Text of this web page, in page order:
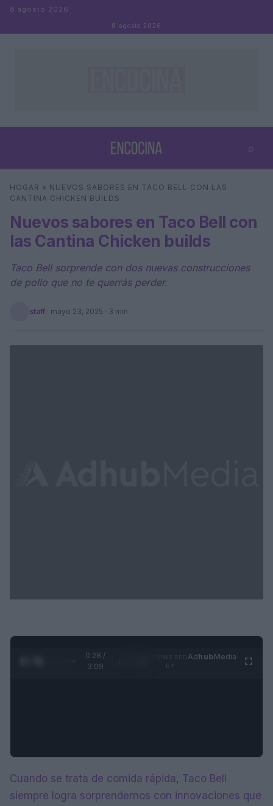
Saltar al contenido
8 agosto 2026
8 agosto 2026
⌕
Buscar
HOGAR » NUEVOS SABORES EN TACO BELL CON LAS
CANTINA CHICKEN BUILDS
Nuevos sabores en Taco Bell con
las Cantina Chicken builds
Taco Bell sorprende con dos nuevas construcciones
de pollo que no te querrás perder.
staff · mayo 23, 2025 · 3 min
0:28 /
3:09
AdhubMedia
Cuando se trata de comida rápida, Taco Bell
siempre logra sorprendernos con innovaciones que